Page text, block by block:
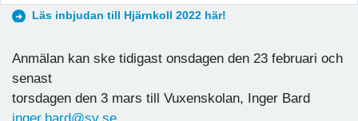
Läs inbjudan till Hjärnkoll 2022 här!
Anmälan kan ske tidigast onsdagen den 23 februari och
senast
torsdagen den 3 mars till Vuxenskolan, Inger Bard